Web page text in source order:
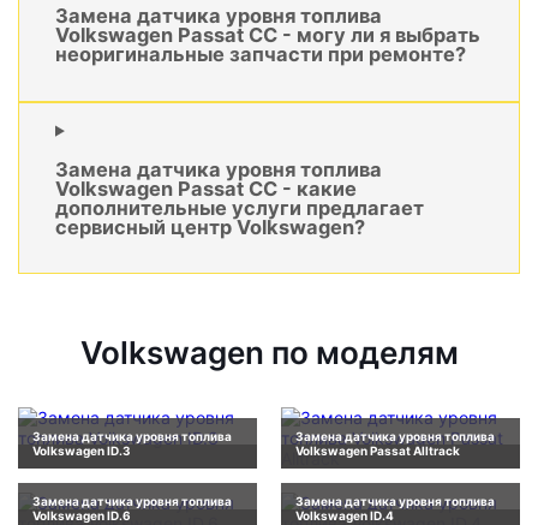
Замена датчика уровня топлива
Volkswagen Passat CC - могу ли я выбрать
неоригинальные запчасти при ремонте?
Замена датчика уровня топлива
Volkswagen Passat CC - какие
дополнительные услуги предлагает
сервисный центр Volkswagen?
Volkswagen по моделям
Замена датчика уровня топлива
Volkswagen ID.3
Замена датчика уровня топлива
Volkswagen Passat Alltrack
Замена датчика уровня топлива
Volkswagen ID.6
Замена датчика уровня топлива
Volkswagen ID.4